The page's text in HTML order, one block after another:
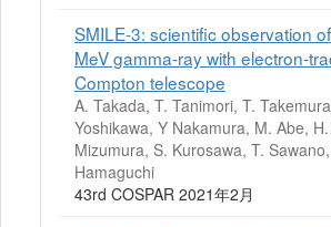
SMILE-3: scientific observation
MeV gamma-ray with electron-
Compton telescope
A. Takada, T. Tanimori, T.
Yoshikawa, Y Nakamura, M. Abe, H.
Mizumura, S. Kurosawa, T.
Hamaguchi
43rd COSPAR 2021年2月